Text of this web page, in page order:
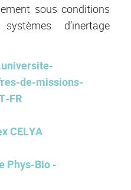
sous conditions
d’inertage
de-missions-
FR
CELYA
Phys-Bio -